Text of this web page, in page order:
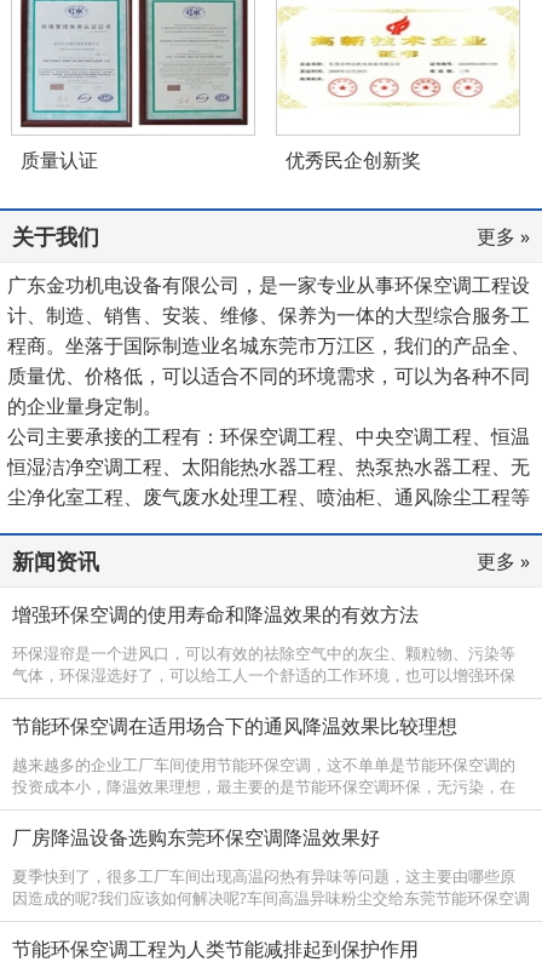
质量认证 优秀民企创新奖
关于我们
更多 »
广东金功机电设备有限公司，是一家专业从事环保空调工程设
计、制造、销售、安装、维修、保养为一体的大型综合服务工
程商。坐落于国际制造业名城东莞市万江区，我们的产品全、
质量优、价格低，可以适合不同的环境需求，可以为各种不同
的企业量身定制。
公司主要承接的工程有：环保空调工程、中央空调工程、恒温
恒湿洁净空调工程、太阳能热水器工程、热泵热水器工程、无
尘净化室工程、废气废水处理工程、喷油柜、通风除尘工程等
领域。
新闻资讯
更多 »
增强环保空调的使用寿命和降温效果的有效方法
环保湿帘是一个进风口，可以有效的祛除空气中的灰尘、颗粒物、污染等
气体，环保湿选好了，可以给工人一个舒适的工作环境，也可以增强环保
空调的使用寿命和降温效果。 环保空调为保证送风阻力最小，从主机接出
的风管曲...
节能环保空调在适用场合下的通风降温效果比较理想
越来越多的企业工厂车间使用节能环保空调，这不单单是节能环保空调的
投资成本小，降温效果理想，最主要的是节能环保空调环保，无污染，在
国家大力推广新能源的同时，节能环保空调也是国家支持的环保降温设
备。节能环...
厂房降温设备选购东莞环保空调降温效果好
夏季快到了，很多工厂车间出现高温闷热有异味等问题，这主要由哪些原
因造成的呢?我们应该如何解决呢?车间高温异味粉尘交给东莞节能环保空调
厂家来处理。 工厂车间出现高温闷热有异味的原因：车间内上班工作人员
多，空...
节能环保空调工程为人类节能减排起到保护作用